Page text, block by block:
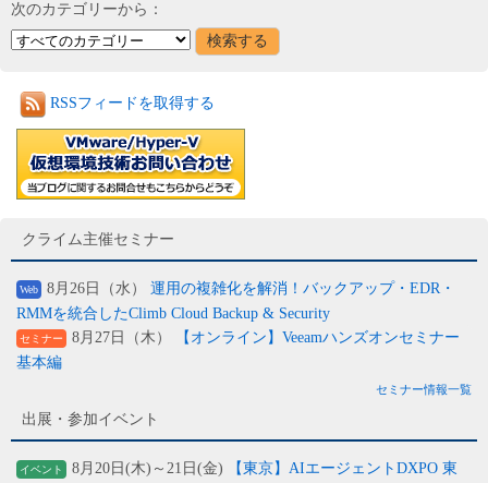
次のカテゴリーから：
RSSフィードを取得する
クライム主催セミナー
Web 8月26日（水） 運用の複雑化を解消！バックアップ・EDR・
RMMを統合したClimb Cloud Backup & Security
セミナー 8月27日（木）
【オンライン】Veeamハンズオンセミナー
基本編
セミナー情報一覧
出展・参加イベント
イベント 8月20日(木)～21日(金)
【東京】AIエージェントDXPO 東